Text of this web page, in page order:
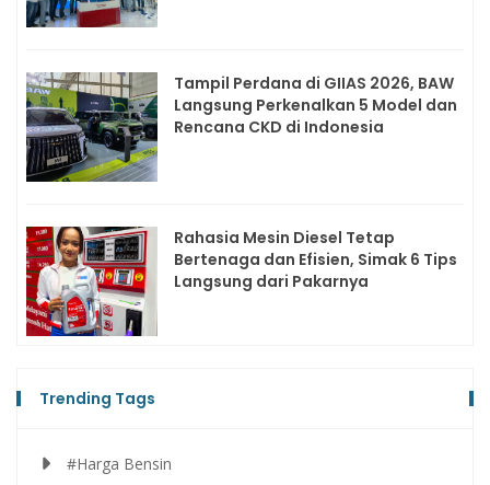
Tampil Perdana di GIIAS 2026, BAW
Langsung Perkenalkan 5 Model dan
Rencana CKD di Indonesia
Rahasia Mesin Diesel Tetap
Bertenaga dan Efisien, Simak 6 Tips
Langsung dari Pakarnya
Trending Tags
#Harga Bensin